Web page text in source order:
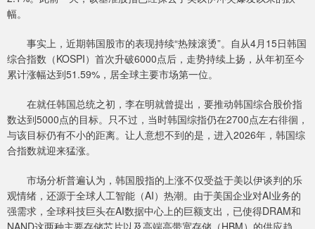
幅。
事实上，近期韩国股市的表现持续“热辣滚烫”。自从4月15日韩国
综合指数（KOSPI）首次升破6000点后，走势持续上扬，从年初至今
累计涨幅达到51.59%，居全球主要市场第一位。
在就任韩国总统之初，李在明就曾提出，要推动韩国综合股价指
数达到5000点的目标。只不过，当时韩国综指仍在2700点左右徘徊，
与该目标仍有不小的距离。让人意想不到的是，进入2026年，韩国综
合指数就迎来猛涨。
市场分析普遍认为，韩国股指的上涨不仅受益于美以伊谈判的乐
观情绪，还源于全球人工智能（AI）热潮。由于美国企业对AI业务的
强需求，全球科技巨头在AI数据中心上的巨额支出，已使得DRAM和
NAND这两种主要存储芯片以及高端高带宽存储（HBM）的供应趋